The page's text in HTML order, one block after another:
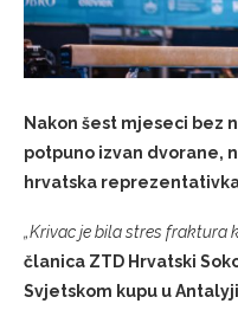
Nakon šest mjeseci bez
potpuno izvan dvorane,
hrvatska
„Krivac je bila stres fraktura
članica ZTD Hrvatski
Svjetskom kupu u